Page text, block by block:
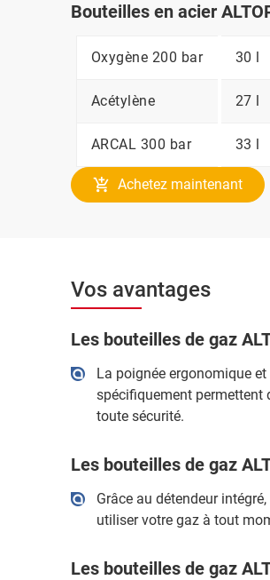
Bouteilles en acier
Oxygène 200 bar 30 l
Acétylène 27 l
ARCAL 300 bar 33 l
Achetez maintenant
Vos avantages
Les bouteilles de gaz
La poignée ergonomique
spécifiquement permettent
toute sécurité.
Les bouteilles de gaz
Grâce au détendeur
utiliser votre gaz à tout
Les bouteilles de gaz